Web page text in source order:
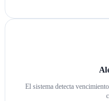
El sistema detecta